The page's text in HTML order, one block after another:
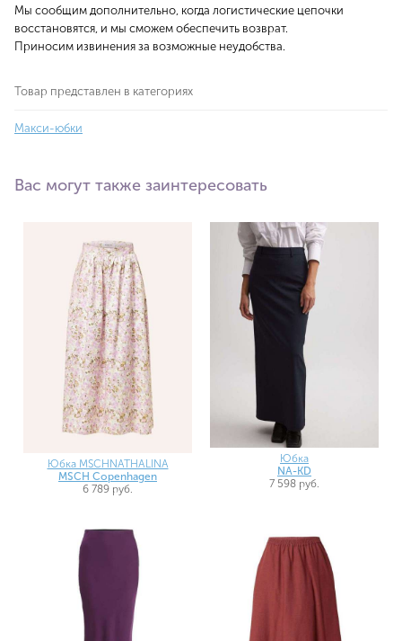
Мы сообщим дополнительно, когда логистические цепочки
восстановятся, и мы сможем обеспечить возврат.
Приносим извинения за возможные неудобства.
Товар представлен в категориях
Макси-юбки
Вас могут также заинтересовать
Юбка MSCHNATHALINA
MSCH Copenhagen
6 789 руб.
Юбка
NA-KD
7 598 руб.